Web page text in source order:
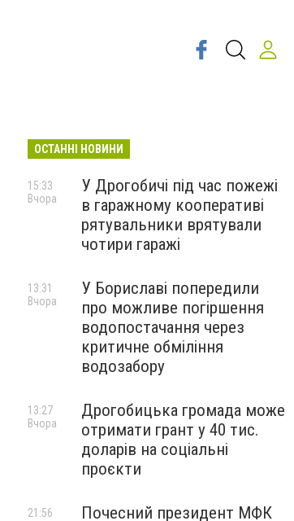
ОСТАННІ НОВИНИ
У Дрогобичі під час пожежі
в гаражному кооперативі
рятувальники врятували
чотири гаражі
15:33
Вчора
У Бориславі попередили
про можливе погіршення
водопостачання через
критичне обміління
водозабору
13:31
Вчора
Дрогобицька громада може
отримати грант у 40 тис.
доларів на соціальні
проєкти
13:27
Вчора
Почесний президент МФК
21:56